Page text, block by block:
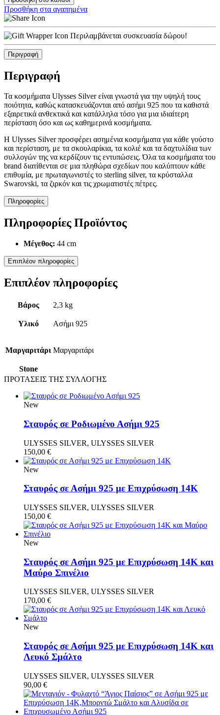
Προσθήκη στα αγαπημένα
Περιλαμβάνεται συσκευασία δώρου!
Περιγραφή
Περιγραφή
Τα κοσμήματα Ulysses Silver είναι γνωστά για την υψηλή τους
ποιότητα, καθώς κατασκευάζονται από ασήμι 925 που τα καθιστά
εξαιρετικά ανθεκτικά και κατάλληλα τόσο για μια ιδιαίτερη
περίσταση όσο και ως καθημερινά κοσμήματα.
Η Ulysses Silver προσφέρει ασημένια κοσμήματα για κάθε γούστο
και περίσταση, με τα σκουλαρίκια, τα κολιέ και τα δαχτυλίδια των
συλλογών της να κερδίζουν τις εντυπώσεις. Όλα τα κοσμήματα του
brand διατίθενται σε μια πληθώρα σχεδίων που καλύπτουν κάθε
επιθυμία, με πρωταγωνιστές το sterling silver, τα κρύσταλλα
Swarovski, τα ζιρκόν και τις χρωματιστές πέτρες.
Πληροφορίες
Πληροφορίες Προϊόντος
Μέγεθος: 44 cm
Επιπλέον πληροφορίες
Επιπλέον πληροφορίες
Βάρος 2,3 kg
Υλικό Ασήμι 925
Μαργαριτάρι Μαργαριτάρι
Stone
ΠΡΟΤΑΣΕΙΣ ΤΗΣ ΣΥΛΛΟΓΗΣ
New
Σταυρός σε Ροδιωμένο Ασήμι 925
ULYSSES SILVER, ULYSSES SILVER
150,00 €
New
Σταυρός σε Ασήμι 925 με Επιχρύσωση 14Κ
ULYSSES SILVER, ULYSSES SILVER
150,00 €
New
Σταυρός σε Ασήμι 925 με Επιχρύσωση 14Κ και
Μαύρο Σπινέλιο
ULYSSES SILVER, ULYSSES SILVER
170,00 €
New
Σταυρός σε Ασήμι 925 με Επιχρύσωση 14Κ και
Λευκό Σμάλτο
ULYSSES SILVER, ULYSSES SILVER
90,00 €